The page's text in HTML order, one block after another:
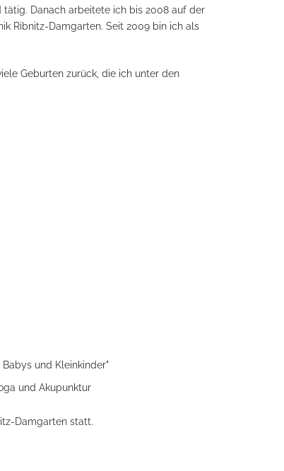
tätig. Danach arbeitete ich bis 2008 auf der
Ribnitz-Damgarten. Seit 2009 bin ich als
Geburten zurück, die ich unter den
und Kleinkinder"
und Akupunktur
Damgarten statt.